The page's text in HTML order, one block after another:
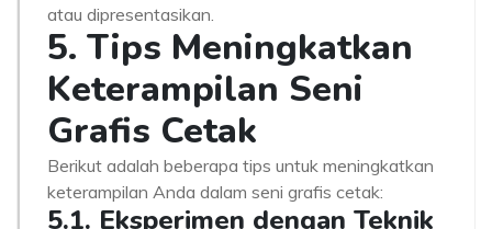
atau dipresentasikan.
5. Tips Meningkatkan
Keterampilan Seni
Grafis Cetak
Berikut adalah beberapa tips untuk meningkatkan
keterampilan Anda dalam seni grafis cetak:
5.1. Eksperimen dengan Teknik